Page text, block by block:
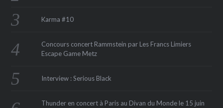
Karma #10
Concours concert Rammstein par Les Francs Limiers
Escape Game Metz
Interview : Serious Black
Thunder en concert à Paris au Divan du Monde le 15 juin